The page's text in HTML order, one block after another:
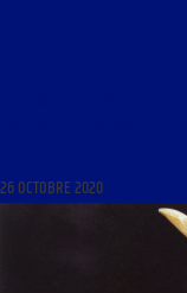
26 OCTOBRE 2020